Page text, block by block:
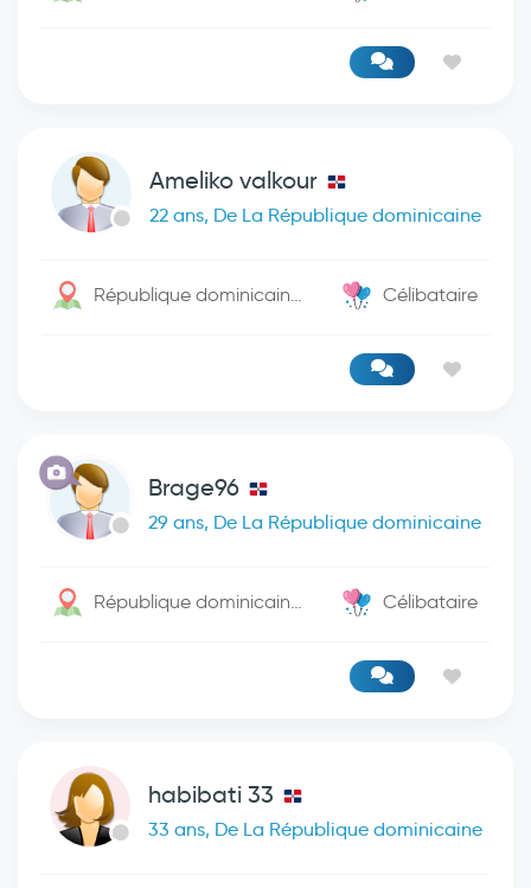
Ameliko valkour
22 ans, De La République dominicaine
République dominicaine / Santo Domingo De Guzman Célibataire
Brage96
29 ans, De La République dominicaine
République dominicaine / Monte Cristi Célibataire
habibati 33
33 ans, De La République dominicaine